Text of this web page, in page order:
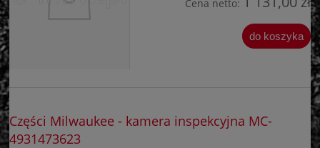
Cena netto:
do koszyka
Części Milwaukee - kamera inspekcyjna MC-
4931473623